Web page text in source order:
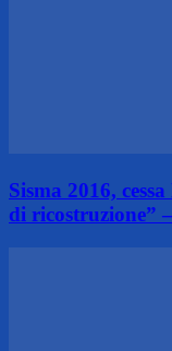
Sisma 2016,
di ricostruzione”